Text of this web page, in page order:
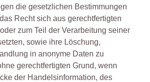
die gesetzlichen Bestimmungen
Recht sich aus gerechtfertigten
zum Teil der Verarbeitung seiner
sowie ihre Löschung,
in anonyme Daten zu
gerechtfertigten Grund, wenn
der Handelsinformation, des